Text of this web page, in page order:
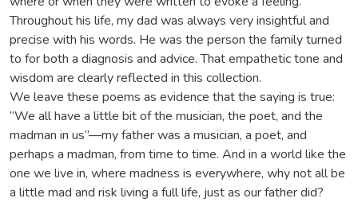
Throughout his life, my dad was always very insightful and
precise with his words. He was the person the family turned
to for both a diagnosis and advice. That empathetic tone and
wisdom are clearly reflected in this collection.
We leave these poems as evidence that the saying is true:
“We all have a little bit of the musician, the poet, and the
madman in us”—my father was a musician, a poet, and
perhaps a madman, from time to time. And in a world like the
one we live in, where madness is everywhere, why not all be
a little mad and risk living a full life, just as our father did?